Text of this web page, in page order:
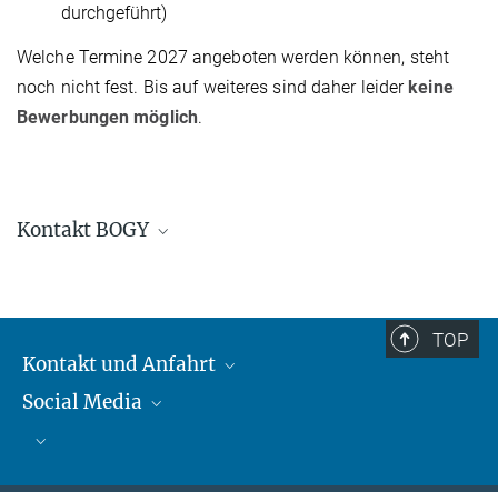
durchgeführt)
Welche Termine 2027 angeboten werden können, steht
noch nicht fest. Bis auf weiteres sind daher leider keine
Bewerbungen möglich.
Kontakt BOGY
+49 6221 528-226
TOP
Kontakt und Anfahrt
Kontakt und Anfahrt
Social Media
Bluesky